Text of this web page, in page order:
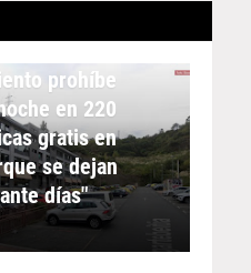
prohíbe
en 220
gratis en
se dejan
días"